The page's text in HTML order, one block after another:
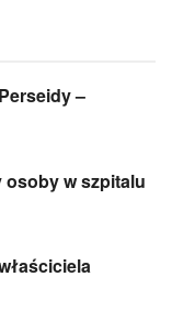
–
osoby w szpitalu